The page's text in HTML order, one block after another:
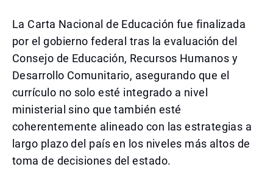
La Carta Nacional de Educación fue finalizada
por el gobierno federal tras la evaluación del
Consejo de Educación, Recursos Humanos y
Desarrollo Comunitario, asegurando que el
currículo no solo esté integrado a nivel
ministerial sino que también esté
coherentemente alineado con las estrategias a
largo plazo del país en los niveles más altos de
toma de decisiones del estado.